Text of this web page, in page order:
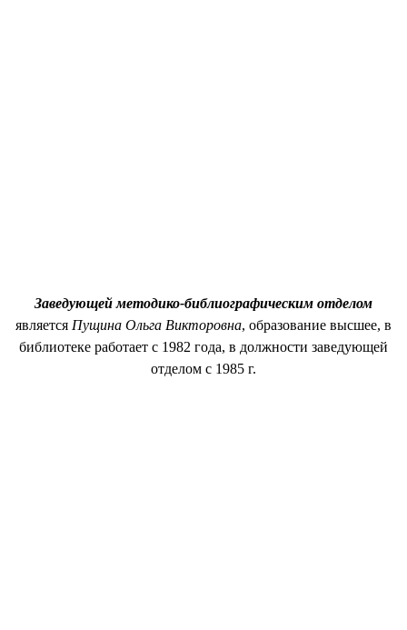
Заведующей методико-библиографическим отделом
является Пущина Ольга Викторовна, образование высшее, в
библиотеке работает с 1982 года, в должности заведующей
отделом с 1985 г.